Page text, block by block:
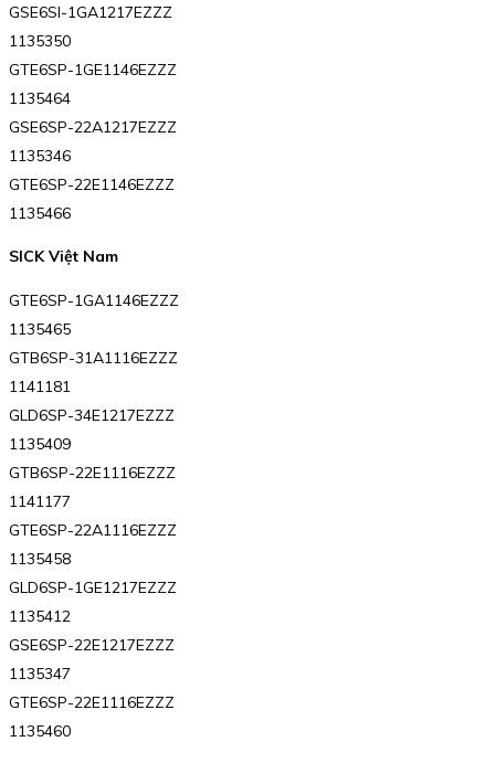
GSE6SI-1GA1217EZZZ
1135350
GTE6SP-1GE1146EZZZ
1135464
GSE6SP-22A1217EZZZ
1135346
GTE6SP-22E1146EZZZ
1135466
SICK Việt Nam
GTE6SP-1GA1146EZZZ
1135465
GTB6SP-31A1116EZZZ
1141181
GLD6SP-34E1217EZZZ
1135409
GTB6SP-22E1116EZZZ
1141177
GTE6SP-22A1116EZZZ
1135458
GLD6SP-1GE1217EZZZ
1135412
GSE6SP-22E1217EZZZ
1135347
GTE6SP-22E1116EZZZ
1135460